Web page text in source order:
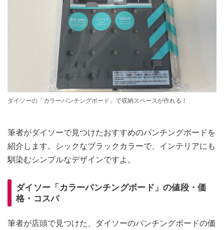
ダイソーの「カラーパンチングボード」で収納スペースが作れる！
筆者がダイソーで見つけたおすすめのパンチングボードを
紹介します。シックなブラックカラーで、インテリアにも
馴染むシンプルなデザインですよ。
ダイソー「カラーパンチングボード」の値段・価
格・コスパ
筆者が店頭で見つけた、ダイソーのパンチングボードの価